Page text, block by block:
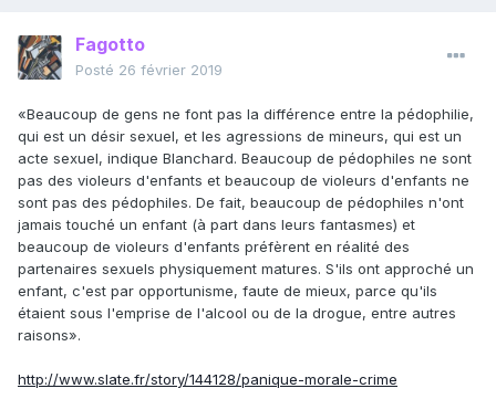
Fagotto
Posté 26 février 2019
«Beaucoup de gens ne font pas la différence entre la pédophilie,
qui est un désir sexuel, et les agressions de mineurs, qui est un
acte sexuel, indique Blanchard. Beaucoup de pédophiles ne sont
pas des violeurs d'enfants et beaucoup de violeurs d'enfants ne
sont pas des pédophiles. De fait, beaucoup de pédophiles n'ont
jamais touché un enfant (à part dans leurs fantasmes) et
beaucoup de violeurs d'enfants préfèrent en réalité des
partenaires sexuels physiquement matures. S'ils ont approché un
enfant, c'est par opportunisme, faute de mieux, parce qu'ils
étaient sous l'emprise de l'alcool ou de la drogue, entre autres
raisons».
http://www.slate.fr/story/144128/panique-morale-crime